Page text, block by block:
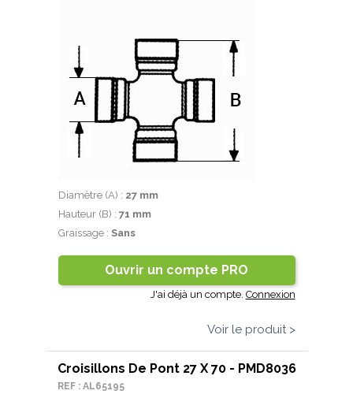
Diamètre (A) : 27 mm
Hauteur (B) : 71 mm
Graissage : Sans
Ouvrir un compte PRO
J'ai déjà un compte. Connexion
Voir le produit >
Croisillons De Pont 27 X 70 - PMD8036
REF : AL65195